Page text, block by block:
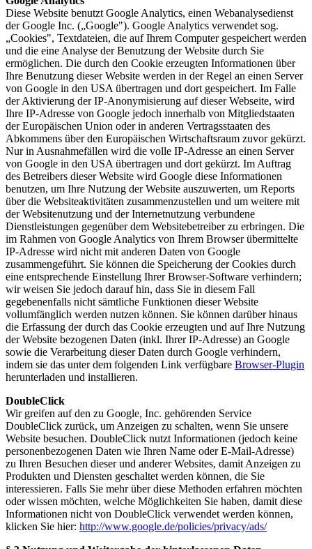
Diese Website benutzt Google Analytics, einen Webanalysedienst
der Google Inc. („Google"). Google Analytics verwendet sog.
„Cookies", Textdateien, die auf Ihrem Computer gespeichert werden
und die eine Analyse der Benutzung der Website durch Sie
ermöglichen. Die durch den Cookie erzeugten Informationen über
Ihre Benutzung dieser Website werden in der Regel an einen Server
von Google in den USA übertragen und dort gespeichert. Im Falle
der Aktivierung der IP-Anonymisierung auf dieser Webseite, wird
Ihre IP-Adresse von Google jedoch innerhalb von Mitgliedstaaten
der Europäischen Union oder in anderen Vertragsstaaten des
Abkommens über den Europäischen Wirtschaftsraum zuvor gekürzt.
Nur in Ausnahmefällen wird die volle IP-Adresse an einen Server
von Google in den USA übertragen und dort gekürzt. Im Auftrag
des Betreibers dieser Website wird Google diese Informationen
benutzen, um Ihre Nutzung der Website auszuwerten, um Reports
über die Websiteaktivitäten zusammenzustellen und um weitere mit
der Websitenutzung und der Internetnutzung verbundene
Dienstleistungen gegenüber dem Websitebetreiber zu erbringen. Die
im Rahmen von Google Analytics von Ihrem Browser übermittelte
IP-Adresse wird nicht mit anderen Daten von Google
zusammengeführt. Sie können die Speicherung der Cookies durch
eine entsprechende Einstellung Ihrer Browser-Software verhindern;
wir weisen Sie jedoch darauf hin, dass Sie in diesem Fall
gegebenenfalls nicht sämtliche Funktionen dieser Website
vollumfänglich werden nutzen können. Sie können darüber hinaus
die Erfassung der durch das Cookie erzeugten und auf Ihre Nutzung
der Website bezogenen Daten (inkl. Ihrer IP-Adresse) an Google
sowie die Verarbeitung dieser Daten durch Google verhindern,
indem sie das unter dem folgenden Link verfügbare Browser-Plugin
herunterladen und installieren.
DoubleClick
Wir greifen auf den zu Google, Inc. gehörenden Service
DoubleClick zurück, um Anzeigen zu schalten, wenn Sie unsere
Website besuchen. DoubleClick nutzt Informationen (jedoch keine
personenbezogenen Daten wie Ihren Name oder E-Mail-Adresse)
zu Ihren Besuchen dieser und anderer Websites, damit Anzeigen zu
Produkten und Diensten geschaltet werden können, die Sie
interessieren. Falls Sie mehr über diese Methoden erfahren möchten
oder wissen möchten, welche Möglichkeiten Sie haben, damit diese
Informationen nicht von DoubleClick verwendet werden können,
klicken Sie hier: http://www.google.de/policies/privacy/ads/